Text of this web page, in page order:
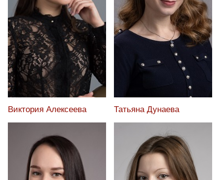
Виктория Алексеева Татьяна Дунаева